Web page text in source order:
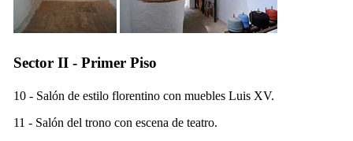
Sector II - Primer Piso
10 - Salón de estilo florentino con muebles Luis XV.
11 - Salón del trono con escena de teatro.